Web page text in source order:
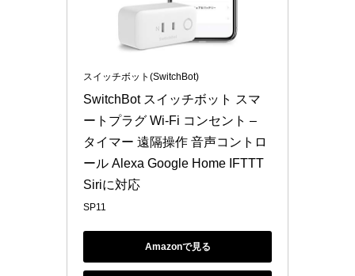
スイッチボット(SwitchBot)
SwitchBot スイッチボット スマ
ートプラグ Wi-Fi コンセント –
タイマー 遠隔操作 音声コントロ
ール Alexa Google Home IFTTT
Siriに対応
SP11
Amazonで見る